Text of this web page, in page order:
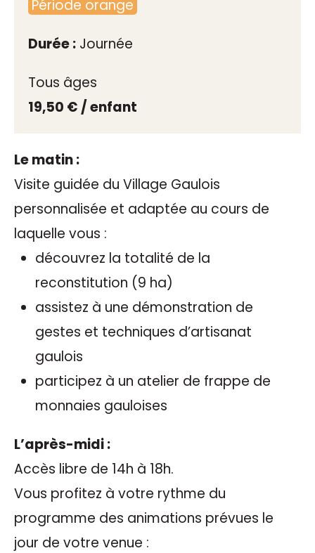
Période orange
Durée : Journée
Tous âges
19,50 € / enfant
Le matin :
Visite guidée du Village Gaulois
personnalisée et adaptée au cours de
laquelle vous :
découvrez la totalité de la
reconstitution (9 ha)
assistez à une démonstration de
gestes et techniques d’artisanat
gaulois
participez à un atelier de frappe de
monnaies gauloises
L’après-midi :
Accès libre de 14h à 18h.
Vous profitez à votre rythme du
programme des animations prévues le
jour de votre venue :